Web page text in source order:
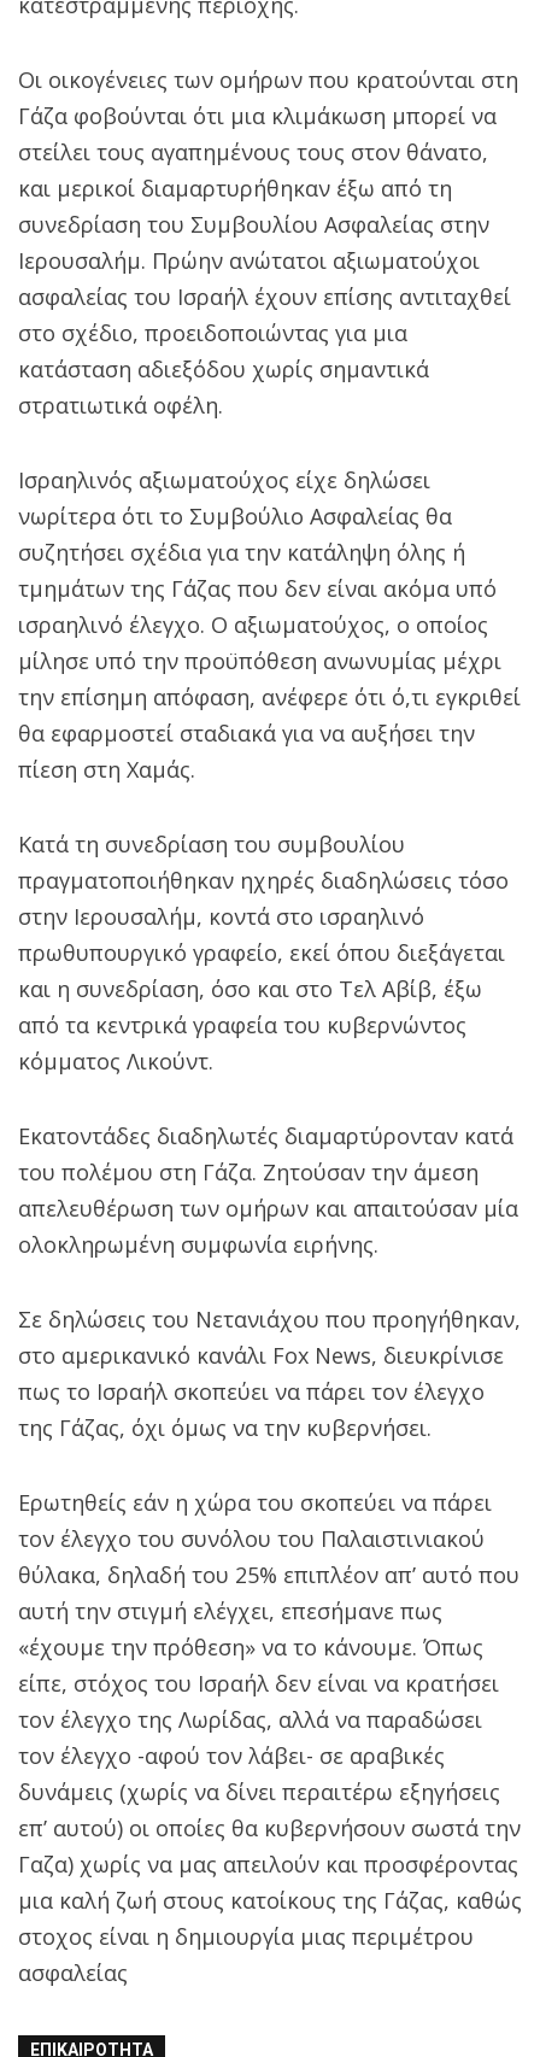
Οι οικογένειες των ομήρων που κρατούνται στη
Γάζα φοβούνται ότι μια κλιμάκωση μπορεί να
στείλει τους αγαπημένους τους στον θάνατο,
και μερικοί διαμαρτυρήθηκαν έξω από τη
συνεδρίαση του Συμβουλίου Ασφαλείας στην
Ιερουσαλήμ. Πρώην ανώτατοι αξιωματούχοι
ασφαλείας του Ισραήλ έχουν επίσης αντιταχθεί
στο σχέδιο, προειδοποιώντας για μια
κατάσταση αδιεξόδου χωρίς σημαντικά
στρατιωτικά οφέλη.
Ισραηλινός αξιωματούχος είχε δηλώσει
νωρίτερα ότι το Συμβούλιο Ασφαλείας θα
συζητήσει σχέδια για την κατάληψη όλης ή
τμημάτων της Γάζας που δεν είναι ακόμα υπό
ισραηλινό έλεγχο. Ο αξιωματούχος, ο οποίος
μίλησε υπό την προϋπόθεση ανωνυμίας μέχρι
την επίσημη απόφαση, ανέφερε ότι ό,τι εγκριθεί
θα εφαρμοστεί σταδιακά για να αυξήσει την
πίεση στη Χαμάς.
Κατά τη συνεδρίαση του συμβουλίου
πραγματοποιήθηκαν ηχηρές διαδηλώσεις τόσο
στην Ιερουσαλήμ, κοντά στο ισραηλινό
πρωθυπουργικό γραφείο, εκεί όπου διεξάγεται
και η συνεδρίαση, όσο και στο Τελ Αβίβ, έξω
από τα κεντρικά γραφεία του κυβερνώντος
κόμματος Λικούντ.
Εκατοντάδες διαδηλωτές διαμαρτύρονταν κατά
του πολέμου στη Γάζα. Ζητούσαν την άμεση
απελευθέρωση των ομήρων και απαιτούσαν μία
ολοκληρωμένη συμφωνία ειρήνης.
Σε δηλώσεις του Νετανιάχου που προηγήθηκαν,
στο αμερικανικό κανάλι Fox News, διευκρίνισε
πως το Ισραήλ σκοπεύει να πάρει τον έλεγχο
της Γάζας, όχι όμως να την κυβερνήσει.
Ερωτηθείς εάν η χώρα του σκοπεύει να πάρει
τον έλεγχο του συνόλου του Παλαιστινιακού
θύλακα, δηλαδή του 25% επιπλέον απ’ αυτό που
αυτή την στιγμή ελέγχει, επεσήμανε πως
«έχουμε την πρόθεση» να το κάνουμε. Όπως
είπε, στόχος του Ισραήλ δεν είναι να κρατήσει
τον έλεγχο της Λωρίδας, αλλά να παραδώσει
τον έλεγχο -αφού τον λάβει- σε αραβικές
δυνάμεις (χωρίς να δίνει περαιτέρω εξηγήσεις
επ’ αυτού) οι οποίες θα κυβερνήσουν σωστά την
Γαζα) χωρίς να μας απειλούν και προσφέροντας
μια καλή ζωή στους κατοίκους της Γάζας, καθώς
στοχος είναι η δημιουργία μιας περιμέτρου
ασφαλείας
ΕΠΙΚΑΙΡΌΤΗΤΑ